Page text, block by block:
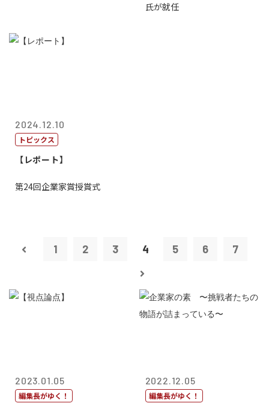
氏が就任
2024.12.10
トピックス
【レポート】
第24回企業家賞授賞式
1 2 3 4 5 6 7
2023.01.05
編集長がゆく！
2022.12.05
編集長がゆく！